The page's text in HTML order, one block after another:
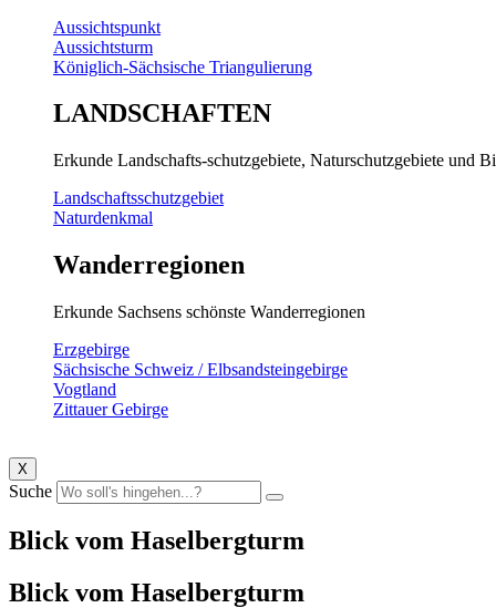
Aussichtspunkt
Aussichtsturm
Königlich-Sächsische Triangulierung
LANDSCHAFTEN
Erkunde Landschafts-schutzgebiete, Naturschutzgebiete und
Landschaftsschutzgebiet
Naturdenkmal
Wanderregionen
Erkunde Sachsens schönste Wanderregionen
Erzgebirge
Sächsische Schweiz / Elbsandsteingebirge
Vogtland
Zittauer Gebirge
X
Suche
Blick vom Haselbergturm
Blick vom Haselbergturm